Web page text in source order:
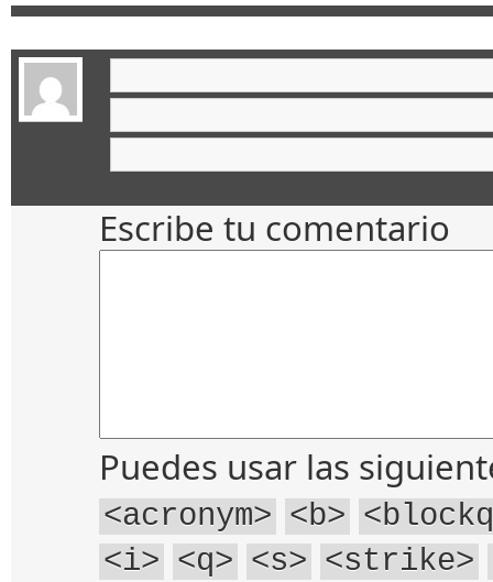
Escribe tu comentario
Puedes usar las
<acronym> <b>
<i> <q> <s> <strike>